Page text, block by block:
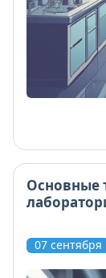
Основные
07 сентября